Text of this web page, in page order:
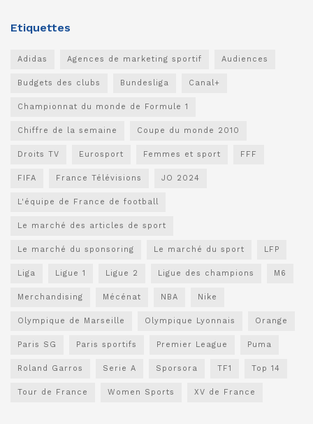
Etiquettes
Adidas Agences de marketing sportif Audiences
Budgets des clubs Bundesliga Canal+
Championnat du monde de Formule 1
Chiffre de la semaine Coupe du monde 2010
Droits TV Eurosport Femmes et sport FFF
FIFA France Télévisions JO 2024
L'équipe de France de football
Le marché des articles de sport
Le marché du sponsoring Le marché du sport LFP
Liga Ligue 1 Ligue 2 Ligue des champions M6
Merchandising Mécénat NBA Nike
Olympique de Marseille Olympique Lyonnais Orange
Paris SG Paris sportifs Premier League Puma
Roland Garros Serie A Sporsora TF1 Top 14
Tour de France Women Sports XV de France